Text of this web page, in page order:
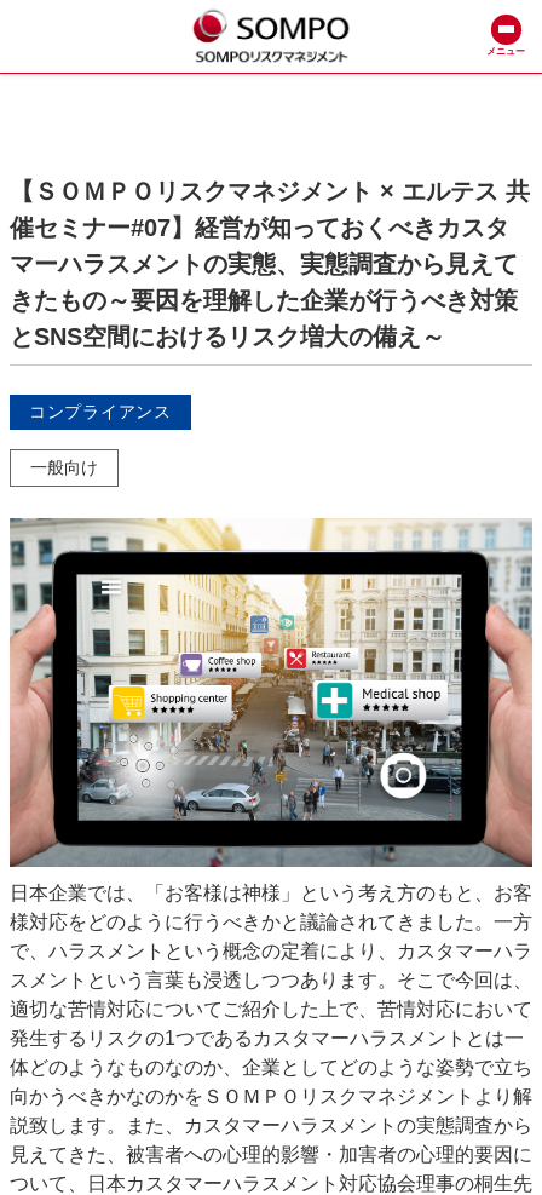
メニュー
【ＳＯＭＰＯリスクマネジメント × エルテス 共
催セミナー#07】経営が知っておくべきカスタ
マーハラスメントの実態、実態調査から見えて
きたもの～要因を理解した企業が行うべき対策
とSNS空間におけるリスク増大の備え～
コンプライアンス
一般向け
日本企業では、「お客様は神様」という考え方のもと、お客
様対応をどのように行うべきかと議論されてきました。一方
で、ハラスメントという概念の定着により、カスタマーハラ
スメントという言葉も浸透しつつあります。そこで今回は、
適切な苦情対応についてご紹介した上で、苦情対応において
発生するリスクの1つであるカスタマーハラスメントとは一
体どのようなものなのか、企業としてどのような姿勢で立ち
向かうべきかなのかをＳＯＭＰＯリスクマネジメントより解
説致します。また、カスタマーハラスメントの実態調査から
見えてきた、被害者への心理的影響・加害者の心理的要因に
ついて、日本カスタマーハラスメント対応協会理事の桐生先